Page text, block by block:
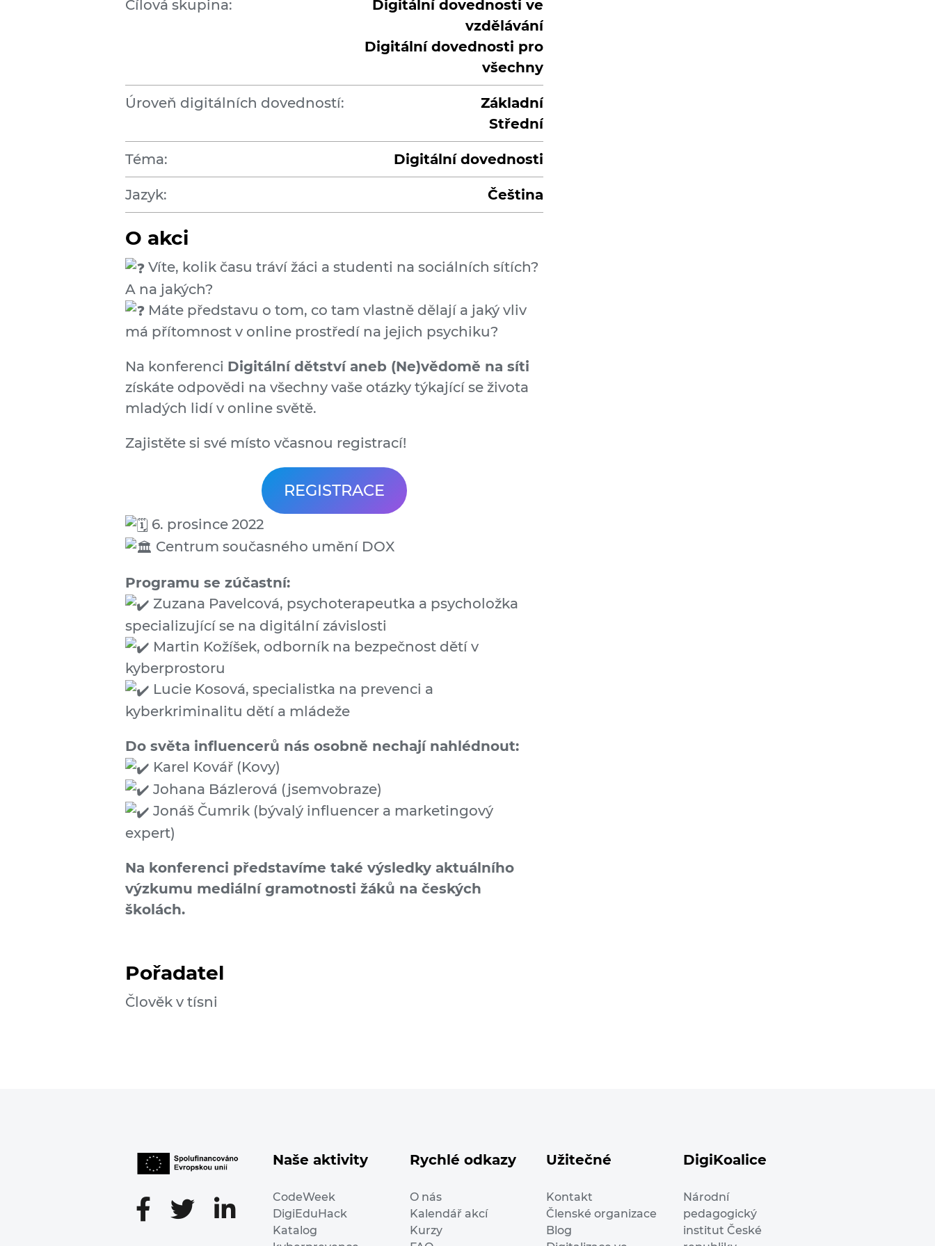
Cílová skupina:
Digitální dovednosti ve
vzdělávání
Digitální dovednosti pro
všechny
Úroveň digitálních dovedností:
Základní
Střední
Téma: Digitální dovednosti
Jazyk: Čeština
O akci
Víte, kolik času tráví žáci a studenti na sociálních sítích?
A na jakých?
Máte představu o tom, co tam vlastně dělají a jaký vliv
má přítomnost v online prostředí na jejich psychiku?
Na konferenci Digitální dětství aneb (Ne)vědomě na síti
získáte odpovědi na všechny vaše otázky týkající se života
mladých lidí v online světě.
Zajistěte si své místo včasnou registrací!
REGISTRACE
6. prosince 2022
Centrum současného umění DOX
Programu se zúčastní:
Zuzana Pavelcová, psychoterapeutka a psycholožka
specializující se na digitální závislosti
Martin Kožíšek, odborník na bezpečnost dětí v
kyberprostoru
Lucie Kosová, specialistka na prevenci a
kyberkriminalitu dětí a mládeže
Do světa influencerů nás osobně nechají nahlédnout:
Karel Kovář (Kovy)
Johana Bázlerová (jsemvobraze)
Jonáš Čumrik (bývalý influencer a marketingový
expert)
Na konferenci představíme také výsledky aktuálního
výzkumu mediální gramotnosti žáků na českých
školách.
Pořadatel
Člověk v tísni
Naše aktivity
CodeWeek
DigiEduHack
Katalog
Rychlé odkazy
O nás
Kalendář akcí
Kurzy
Užitečné
Kontakt
Členské organizace
Blog
DigiKoalice
Národní
pedagogický
institut České